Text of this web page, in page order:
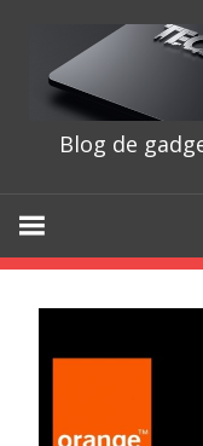
content
Blog de